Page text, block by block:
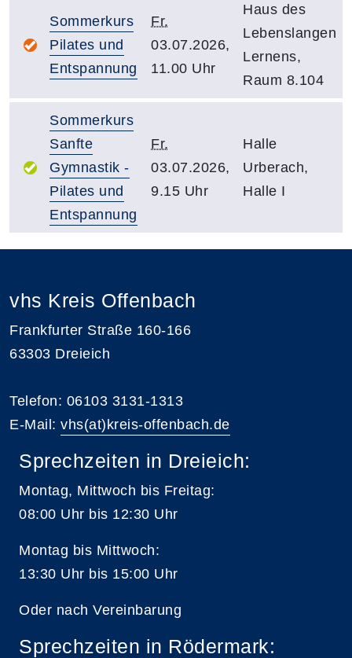
Sommerkurs
Pilates und
Entspannung
Fr.
03.07.2026,
11.00 Uhr
Haus des
Lebenslangen
Lernens,
Raum 8.104
Sommerkurs
Sanfte
Gymnastik -
Pilates und
Entspannung
Fr.
03.07.2026,
9.15 Uhr
Halle
Urberach,
Halle I
vhs Kreis Offenbach
Frankfurter Straße 160-166
63303 Dreieich
Telefon: 06103 3131-1313
E-Mail: vhs(at)kreis-offenbach.de
Sprechzeiten in Dreieich:
Montag, Mittwoch bis Freitag:
08:00 Uhr bis 12:30 Uhr
Montag bis Mittwoch:
13:30 Uhr bis 15:00 Uhr
Oder nach Vereinbarung
Sprechzeiten in Rödermark: